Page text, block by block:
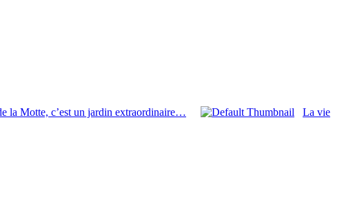
la Motte, c’est un jardin extraordinaire…
La vie